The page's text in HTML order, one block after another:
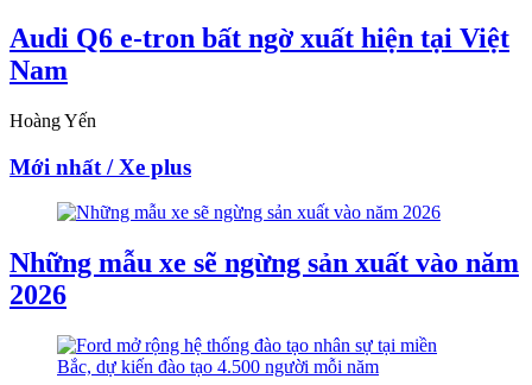
Audi Q6 e-tron bất ngờ xuất hiện tại Việt
Nam
Hoàng Yến
Mới nhất / Xe plus
Những mẫu xe sẽ ngừng sản xuất vào năm
2026